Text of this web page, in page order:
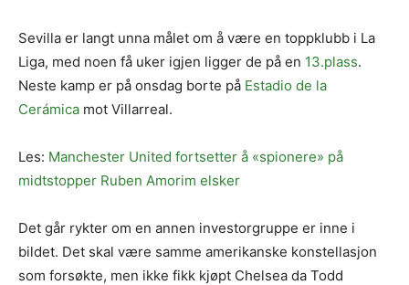
Sevilla er langt unna målet om å være en toppklubb i La
Liga, med noen få uker igjen ligger de på en 13.plass.
Neste kamp er på onsdag borte på Estadio de la
Cerámica mot Villarreal.
Les: Manchester United fortsetter å «spionere» på
midtstopper Ruben Amorim elsker
Det går rykter om en annen investorgruppe er inne i
bildet. Det skal være samme amerikanske konstellasjon
som forsøkte, men ikke fikk kjøpt Chelsea da Todd